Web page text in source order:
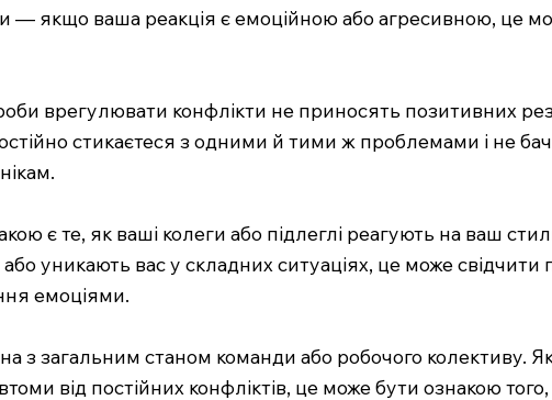
— якщо ваша реакція є емоційною або агресивною, це
врегулювати конфлікти не приносять позитивних
стикаєтеся з одними й тими ж проблемами і не
є те, як ваші колеги або підлеглі реагують на ваш
уникають вас у складних ситуаціях, це може
емоціями.
з загальним станом команди або робочого колективу.
від постійних конфліктів, це може бути ознакою